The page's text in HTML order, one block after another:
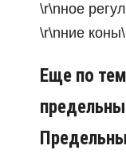
\r\nное
\r\nние
Еще по